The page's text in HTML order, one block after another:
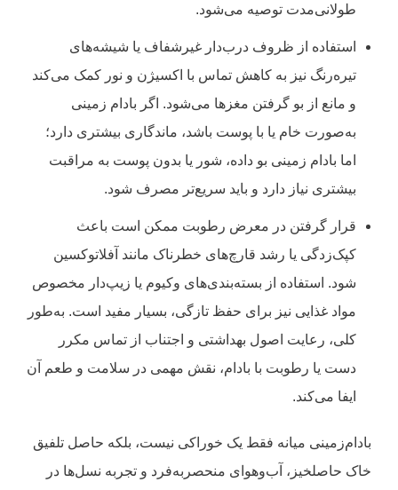
طولانی‌مدت توصیه می‌شود.
استفاده از ظروف درب‌دار غیرشفاف یا شیشه‌های
تیره‌رنگ نیز به کاهش تماس با اکسیژن و نور کمک می‌کند
و مانع از بو گرفتن مغزها می‌شود. اگر بادام زمینی
به‌صورت خام یا با پوست باشد، ماندگاری بیشتری دارد؛
اما بادام زمینی بو داده، شور یا بدون پوست به مراقبت
بیشتری نیاز دارد و باید سریع‌تر مصرف شود.
قرار گرفتن در معرض رطوبت ممکن است باعث
کپک‌زدگی یا رشد قارچ‌های خطرناک مانند آفلاتوکسین
شود. استفاده از بسته‌بندی‌های وکیوم یا زیپ‌دار مخصوص
مواد غذایی نیز برای حفظ تازگی، بسیار مفید است. به‌طور
کلی، رعایت اصول بهداشتی و اجتناب از تماس مکرر
دست یا رطوبت با بادام، نقش مهمی در سلامت و طعم آن
ایفا می‌کند.
بادام‌زمینی میانه فقط یک خوراکی نیست، بلکه حاصل تلفیق
خاک حاصلخیز، آب‌وهوای منحصربه‌فرد و تجربه‌ نسل‌ها در